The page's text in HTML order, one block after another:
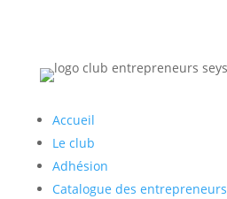
Accueil
Le club
Adhésion
Catalogue des entrepreneurs